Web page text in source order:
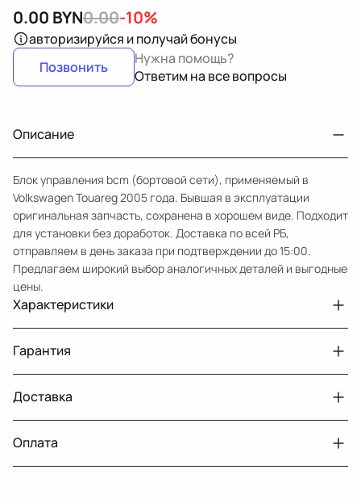
0.00 BYN0.00-10%
авторизируйся и получай бонусы
Позвонить
Нужна помощь?
Ответим на все вопросы
Описание
Блок управления bcm (бортовой сети), применяемый в
Volkswagen Touareg 2005 года. Бывшая в эксплуатации
оригинальная запчасть, сохранена в хорошем виде. Подходит
для установки без доработок. Доставка по всей РБ,
отправляем в день заказа при подтверждении до 15:00.
Предлагаем широкий выбор аналогичных деталей и выгодные
цены.
Характеристики
Авто
Volkswagen Touareg
Год
2005
Двигатель
4.2, бензин
Гарантия
Двигатели с навесным или без навесного
оборудования
30 дней
Датчик давления топлива, насос
14 дней
Доставка
Оплата